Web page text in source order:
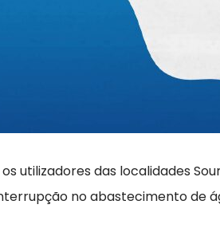
utilizadores das localidades
no abastecimento de